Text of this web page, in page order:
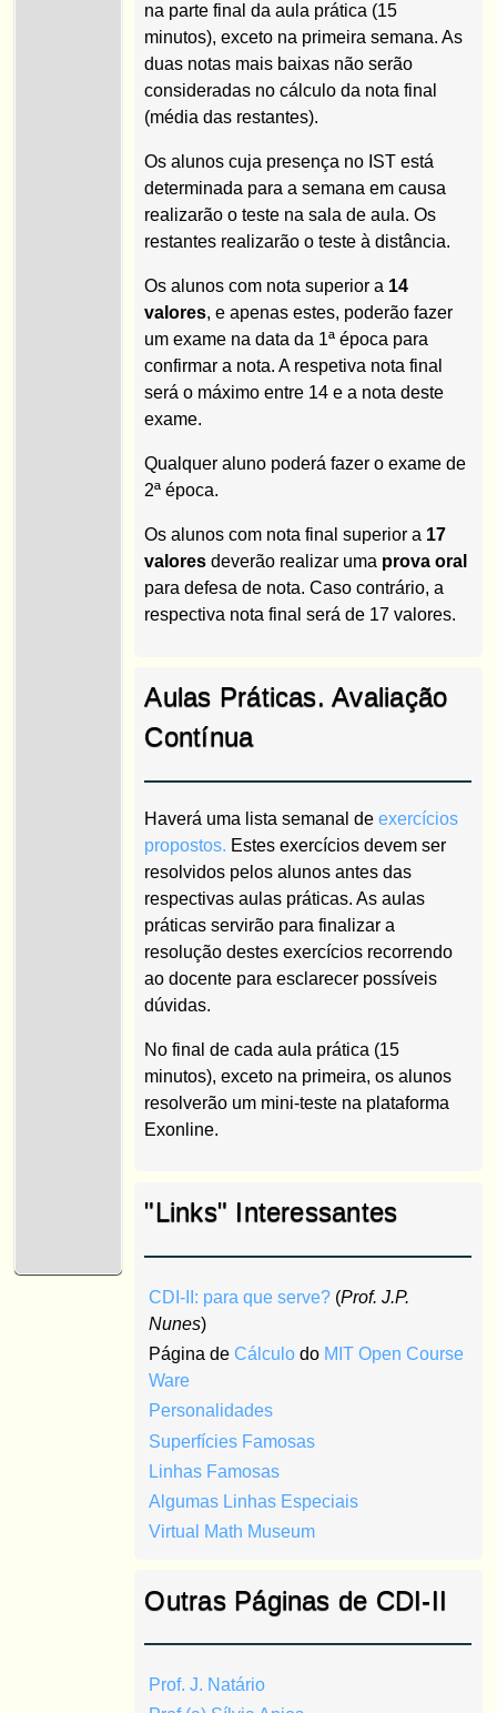
na parte final da aula prática (15
minutos), exceto na primeira semana. As
duas notas mais baixas não serão
consideradas no cálculo da nota final
(média das restantes).
Os alunos cuja presença no IST está
determinada para a semana em causa
realizarão o teste na sala de aula. Os
restantes realizarão o teste à distância.
Os alunos com nota superior a 14
valores, e apenas estes, poderão fazer
um exame na data da 1ª época para
confirmar a nota. A respetiva nota final
será o máximo entre 14 e a nota deste
exame.
Qualquer aluno poderá fazer o exame de
2ª época.
Os alunos com nota final superior a 17
valores deverão realizar uma prova oral
para defesa de nota. Caso contrário, a
respectiva nota final será de 17 valores.
Aulas Práticas. Avaliação
Contínua
Haverá uma lista semanal deexercícios
propostos. Estes exercícios devem ser
resolvidos pelos alunos antes das
respectivas aulas práticas. As aulas
práticas servirão para finalizar a
resolução destes exercícios recorrendo
ao docente para esclarecer possíveis
dúvidas.
No final de cada aula prática (15
minutos), exceto na primeira, os alunos
resolverão um mini-teste na plataforma
Exonline.
"Links" Interessantes
CDI-II: para que serve?(Prof. J.P.
Nunes)
Página de Cálculodo MIT Open Course
Ware
Personalidades
Superfícies Famosas
Linhas Famosas
Algumas Linhas Especiais
Virtual Math Museum
Outras Páginas de CDI-II
Prof. J. Natário